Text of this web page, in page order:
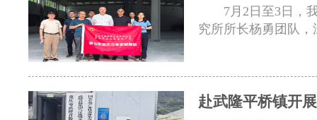
7月2日至3日，
究所所长杨勇团队
赴武隆平桥镇开